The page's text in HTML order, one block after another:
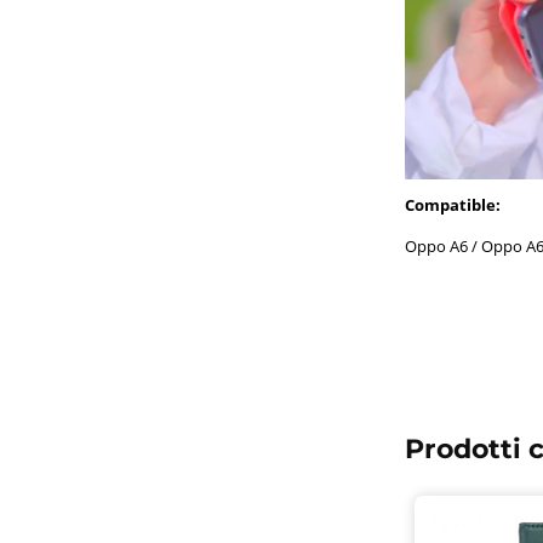
Compatible:
Oppo A6 / Oppo
Prodotti